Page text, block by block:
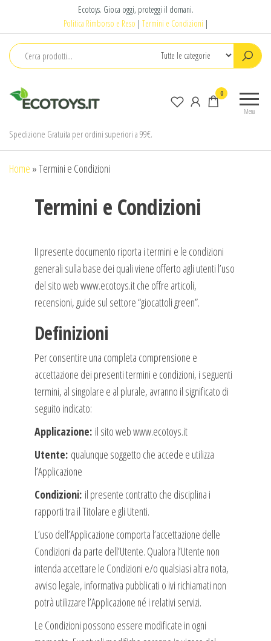
Ecotoys. Gioca oggi, proteggi il domani.
Politica Rimborso e Reso | Termini e Condizioni |
il
Menu
0
Spedizione Gratuita per ordini superiori a 99€.
Home »Termini e Condizioni
Termini e Condizioni
II presente documento riporta i termini e le condizioni
generali sulla base dei quali viene offerto agli utenti l’uso
del sito web www.ecotoys.it che offre articoli,
recensioni, guide sul settore “giocattoli green”.
Definizioni
Per consentire una completa comprensione e
accettazione dei presenti termini e condizioni, i seguenti
termini, al singolare e al plurale, avranno il significato di
seguito indicato:
Applicazione: il sito web www.ecotoys.it
Utente: qualunque soggetto che accede e utilizza
l’Applicazione
Condizioni: il presente contratto che disciplina i
rapporti tra il Titolare e gli Utenti.
L’uso dell’Applicazione comporta l’accettazione delle
Condizioni da parte dell’Utente. Qualora l’Utente non
intenda accettare le Condizioni e/o qualsiasi altra nota,
avviso legale, informativa pubblicati o ivi richiamati non
potrà utilizzare l’Applicazione né i relativi servizi.
Le Condizioni possono essere modificate in ogni